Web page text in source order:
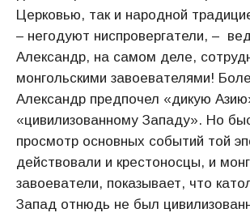
Церковью, так и народной
– негодуют ниспровергатели, –
Александр, на самом деле,
монгольскими завоевателями!
Александр предпочел «дикую
«цивилизованному Западу». Но
просмотр основных событий той
действовали и крестоносцы, и
завоеватели, показывает, что
Запад отнюдь не был